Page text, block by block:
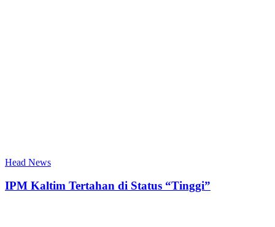
Head News
IPM Kaltim Tertahan di Status “Tinggi”